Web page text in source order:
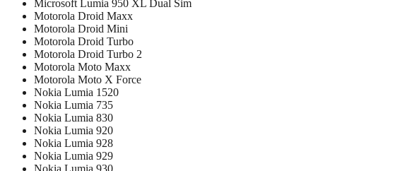
Microsoft Lumia 950 XL Dual Sim
Motorola Droid Maxx
Motorola Droid Mini
Motorola Droid Turbo
Motorola Droid Turbo 2
Motorola Moto Maxx
Motorola Moto X Force
Nokia Lumia 1520
Nokia Lumia 735
Nokia Lumia 830
Nokia Lumia 920
Nokia Lumia 928
Nokia Lumia 929
Nokia Lumia 930